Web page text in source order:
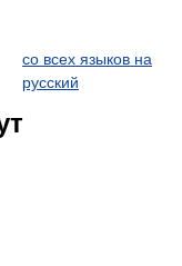
со всех языков на
русский